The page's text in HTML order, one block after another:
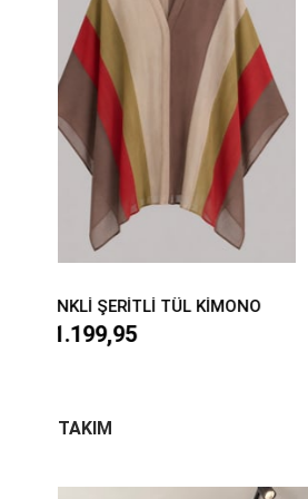
₺1.499,95
TAKIM